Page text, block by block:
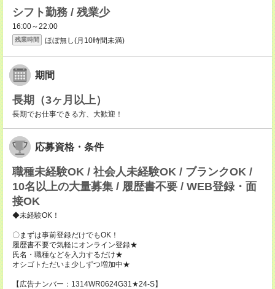
シフト勤務 / 残業少
16:00～22:00
残業時間 ほぼ無し(月10時間未満)
期間
長期（3ヶ月以上）
長期でお仕事できる方、大歓迎！
応募資格・条件
職種未経験OK / 社会人未経験OK / ブランクOK /
10名以上の大量募集 / 履歴書不要 / WEB登録・面
接OK
◆未経験OK！
〇まずは事前登録だけでもOK！
履歴書不要で気軽にオンライン登録★
氏名・職種などを入力するだけ★
オシゴトただいま少しずつ増加中★
【広告ナンバー：1314WR0624G31★24-S】